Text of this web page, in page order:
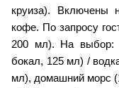
круиза). Включены
кофе. По запросу
200 мл). На выбор:
бокал, 125 мл) /
мл), домашний морс